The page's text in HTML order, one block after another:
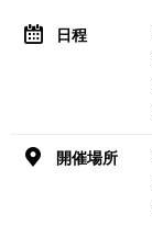
日程
開催場所